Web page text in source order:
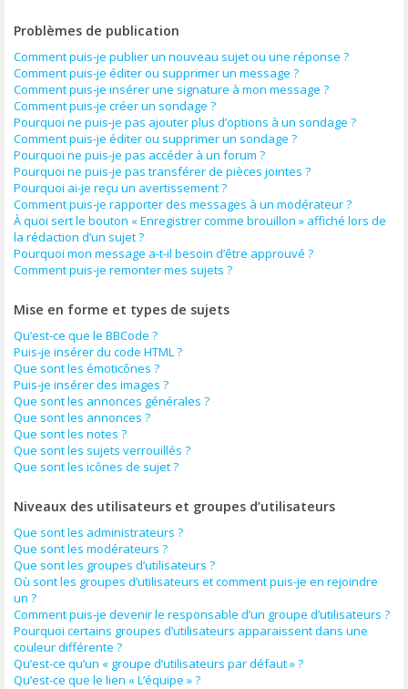
Problèmes de publication
Comment puis-je publier un nouveau sujet ou une réponse ?
Comment puis-je éditer ou supprimer un message ?
Comment puis-je insérer une signature à mon message ?
Comment puis-je créer un sondage ?
Pourquoi ne puis-je pas ajouter plus d’options à un sondage ?
Comment puis-je éditer ou supprimer un sondage ?
Pourquoi ne puis-je pas accéder à un forum ?
Pourquoi ne puis-je pas transférer de pièces jointes ?
Pourquoi ai-je reçu un avertissement ?
Comment puis-je rapporter des messages à un modérateur ?
À quoi sert le bouton « Enregistrer comme brouillon » affiché lors de
la rédaction d’un sujet ?
Pourquoi mon message a-t-il besoin d’être approuvé ?
Comment puis-je remonter mes sujets ?
Mise en forme et types de sujets
Qu’est-ce que le BBCode ?
Puis-je insérer du code HTML ?
Que sont les émoticônes ?
Puis-je insérer des images ?
Que sont les annonces générales ?
Que sont les annonces ?
Que sont les notes ?
Que sont les sujets verrouillés ?
Que sont les icônes de sujet ?
Niveaux des utilisateurs et groupes d’utilisateurs
Que sont les administrateurs ?
Que sont les modérateurs ?
Que sont les groupes d’utilisateurs ?
Où sont les groupes d’utilisateurs et comment puis-je en rejoindre
un ?
Comment puis-je devenir le responsable d’un groupe d’utilisateurs ?
Pourquoi certains groupes d’utilisateurs apparaissent dans une
couleur différente ?
Qu’est-ce qu’un « groupe d’utilisateurs par défaut » ?
Qu’est-ce que le lien « L’équipe » ?